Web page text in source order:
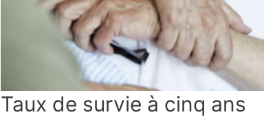
Taux de survie à cinq ans